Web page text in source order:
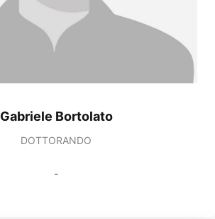
Gabriele Bortolato
DOTTORANDO
-